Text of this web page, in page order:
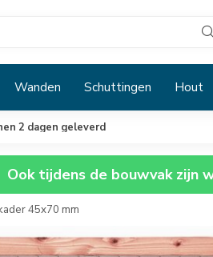
Wanden Schuttingen Hout
2 dagen geleverd
Ook tijdens de bouwvak zijn
45x70 mm